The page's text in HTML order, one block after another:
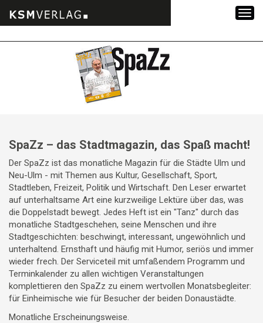
SpaZz – das Stadtmagazin, das Spaß macht!
Der SpaZz ist das monatliche Magazin für die Städte Ulm und
Neu-Ulm - mit Themen aus Kultur, Gesellschaft, Sport,
Stadtleben, Freizeit, Politik und Wirtschaft. Den Leser erwartet
auf unterhaltsame Art eine kurzweilige Lektüre über das, was
die Doppelstadt bewegt. Jedes Heft ist ein "Tanz" durch das
monatliche Stadtgeschehen, seine Menschen und ihre
Stadtgeschichten: beschwingt, interessant, ungewöhnlich und
unterhaltend. Ernsthaft und häufig mit Humor, seriös und immer
wieder frech. Der Serviceteil mit umfaßendem Programm und
Terminkalender zu allen wichtigen Veranstaltungen
komplettieren den SpaZz zu einem wertvollen Monatsbegleiter:
für Einheimische wie für Besucher der beiden Donaustädte.
Monatliche Erscheinungsweise.